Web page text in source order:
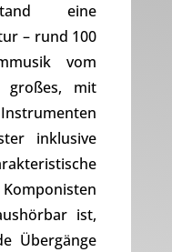
eine
– rund 100
vom
großes, mit
inklusive
ist,
Übergänge